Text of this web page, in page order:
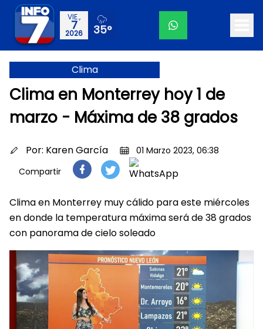
VIE.,
7
2026 35°
Clima
Clima en Monterrey hoy 1 de
marzo - Máxima de 38 grados
Por: Karen García
01 Marzo 2023, 06:38
Compartir
Clima en Monterrey muy cálido para este miércoles
en donde la temperatura máxima será de 38 grados
con panorama de cielo soleado